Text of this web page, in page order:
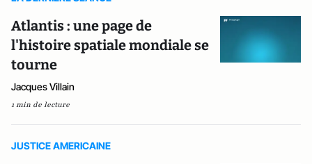
Atlantis : une page de
l'histoire spatiale mondiale se
tourne
Jacques Villain
1 min de lecture
JUSTICE AMERICAINE